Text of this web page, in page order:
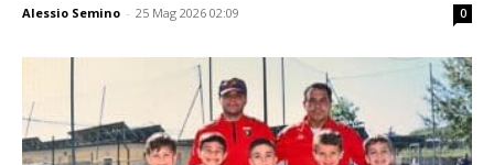
Alessio Semino - 25 Mag 2026 02:09 0